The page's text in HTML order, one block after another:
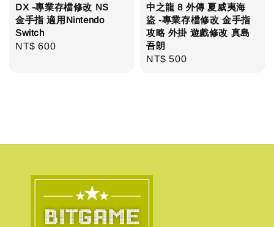
DX -專業存檔修改 NS
金手指 適用Nintendo
Switch
Regular
NT$ 600
中之龍 8 外傳 夏威夷海
盜 -專業存檔修改 金手指
攻略 外掛 遊戲修改 真島
吾朗
Regular
NT$ 500